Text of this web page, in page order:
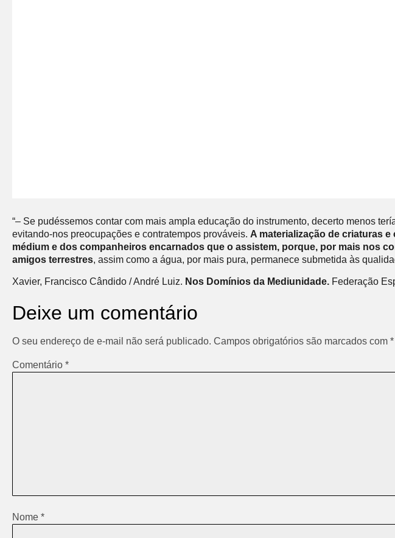
“– Se pudéssemos contar com mais ampla educação do instrumento, decerto menos
evitando-nos preocupações e contratempos prováveis. A materialização de criaturas
médium e dos companheiros encarnados que o assistem, porque, por mais nos
amigos terrestres, assim como a água, por mais pura, permanece submetida às
Xavier, Francisco Cândido / André Luiz. Nos Domínios da Mediunidade. Federação
Deixe um comentário
O seu endereço de e-mail não será publicado. Campos obrigatórios são marcados com *
Comentário *
Nome *